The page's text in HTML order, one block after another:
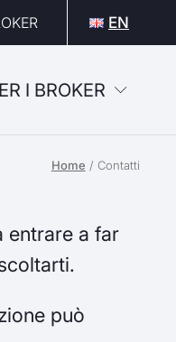
EN
I BROKER
Home / Contatti
a far
può